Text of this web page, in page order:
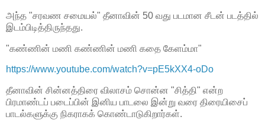
அந்த "சரவண சமையல்" தீனாவின் 50 வது படமான சீடன் படத்தில்
இடம்பிடித்திருந்தது.
"கண்ணின் மணி கண்ணின் மணி கதை கேளம்மா"
https://www.youtube.com/watch?v=pE5kXX4-oDo
தீனாவின் சின்னத்திரை விலாசம் சொன்ன "சித்தி" என்ற
பிரமாண்டப் படைப்பின் இனிய பாடலை இன்று வரை திரையிசைப்
பாடல்களுக்கு நிகராகக் கொண்டாடுகிறார்கள்.